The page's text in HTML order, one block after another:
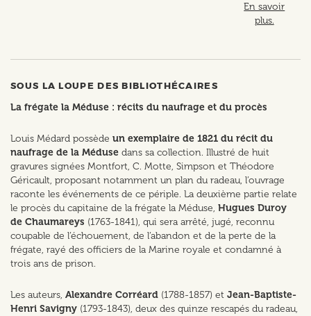
En savoir
plus.
SOUS LA LOUPE DES BIBLIOTHÉCAIRES
La frégate la Méduse : récits du naufrage et du procès
Louis Médard possède un exemplaire de 1821 du récit du
naufrage de la Méduse dans sa collection. Illustré de huit
gravures signées Montfort, C. Motte, Simpson et Théodore
Géricault, proposant notamment un plan du radeau, l’ouvrage
raconte les événements de ce périple. La deuxième partie relate
le procès du capitaine de la frégate la Méduse, Hugues Duroy
de Chaumareys (1763-1841), qui sera arrêté, jugé, reconnu
coupable de l’échouement, de l’abandon et de la perte de la
frégate, rayé des officiers de la Marine royale et condamné à
trois ans de prison.
Les auteurs, Alexandre Corréard (1788-1857) et Jean-Baptiste-
Henri Savigny (1793-1843), deux des quinze rescapés du radeau,